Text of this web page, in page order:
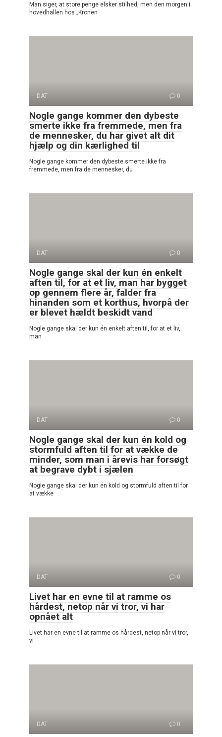
Man siger, at store penge elsker stilhed, men den morgen i
hovedhallen hos „Kronen
DAT 0
Nogle gange kommer den dybeste
smerte ikke fra fremmede, men fra
de mennesker, du har givet alt dit
hjælp og din kærlighed til
Nogle gange kommer den dybeste smerte ikke fra
fremmede, men fra de mennesker, du
DAT 0
Nogle gange skal der kun én enkelt
aften til, for at et liv, man har bygget
op gennem flere år, falder fra
hinanden som et korthus, hvorpå der
er blevet hældt beskidt vand
Nogle gange skal der kun én enkelt aften til, for at et liv,
man
DAT 0
Nogle gange skal der kun én kold og
stormfuld aften til for at vække de
minder, som man i årevis har forsøgt
at begrave dybt i sjælen
Nogle gange skal der kun én kold og stormfuld aften til for
at vække
DAT 0
Livet har en evne til at ramme os
hårdest, netop når vi tror, vi har
opnået alt
Livet har en evne til at ramme os hårdest, netop når vi tror,
vi
DAT 0